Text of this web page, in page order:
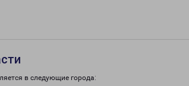
в следующие города: